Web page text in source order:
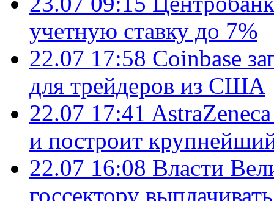
учетную ставку до 7%
22.07 17:58 Coinbase
для трейдеров из США
22.07 17:41
и построит
22.07 16:08 Власти
госсектору